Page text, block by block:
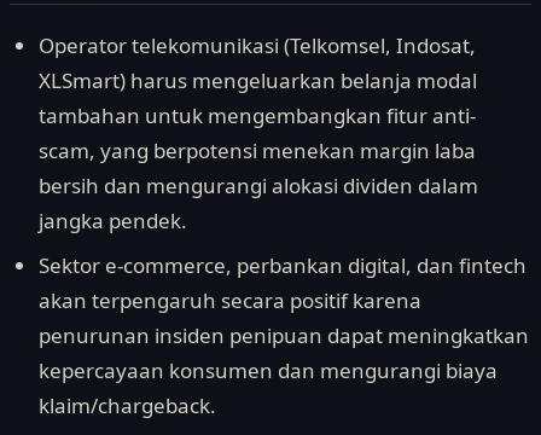
Operator telekomunikasi (Telkomsel, Indosat,
XLSmart) harus mengeluarkan belanja modal
tambahan untuk mengembangkan fitur anti-
scam, yang berpotensi menekan margin laba
bersih dan mengurangi alokasi dividen dalam
jangka pendek.
Sektor e-commerce, perbankan digital, dan fintech
akan terpengaruh secara positif karena
penurunan insiden penipuan dapat meningkatkan
kepercayaan konsumen dan mengurangi biaya
klaim/chargeback.